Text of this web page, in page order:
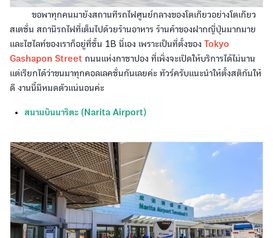
ขอพาทุกคนมายังสถานทีรถไฟศูนย์กลางของโตเกียวอย่างโตเกียว
สเตชั่น สถานีรถไฟที่เต็มไปด้วยร้านอาหาร ร้านค้าของฝากญี่ปุ่นมากมาย
และไฮไลท์ของเราก็อยู่ที่ชั้น 1B นี่เอง เพราะเป็นที่ตั้งของ Tokyo
Gashapon Street ถนนแห่งกาชาปอง ที่เพิ่งจะเปิดให้บริการได้ไม่นาน
แต่เรียกได้ว่าขนมาทุกคอลเลคชั่นกันเลยค่ะ ทัวร์ครับแนะนำให้ตั้งสติกันให้
ดี งานนี้มีหมดตัวแน่นอนค่ะ
สนามบินนาริตะ (Narita Airport)